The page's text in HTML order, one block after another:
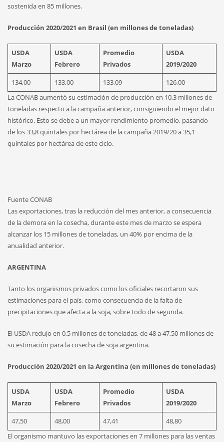
sostenida en 85 millones.
Producción 2020/2021 en Brasil (en millones de toneladas)
USDA
Marzo
USDA
Febrero
Promedio
Privados
USDA
2019/2020
134,00
133,00 133,09
126,00
La CONAB aumentó su estimación de producción en 10,3 millones de
toneladas respecto a la campaña anterior, consiguiendo el mejor dato
histórico. Esto se debe a un mayor rendimiento promedio, pasando
de los 33,8 quintales por hectárea de la campaña 2019/20 a 35,1
quintales por hectárea de este ciclo.
Fuente CONAB
Las exportaciones, tras la reducción del mes anterior, a consecuencia
de la demora en la cosecha, durante este mes de marzo se espera
alcanzar los 15 millones de toneladas, un 40% por encima de la
anualidad anterior.
ARGENTINA
Tanto los organismos privados como los oficiales recortaron sus
estimaciones para el país, como consecuencia de la falta de
precipitaciones que afecta a la soja, sobre todo de segunda.
El USDA redujo en 0,5 millones de toneladas, de 48 a 47,50 millones de
su estimación para la cosecha de soja argentina.
Producción 2020/2021 en la Argentina (en millones de toneladas)
USDA
Marzo
USDA
Febrero
Promedio
Privados
USDA
2019/2020
47,50
48,00 47,41
48,80
El organismo mantuvo las exportaciones en 7 millones para las ventas